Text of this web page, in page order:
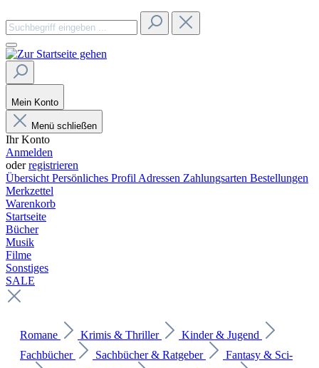
Mein Konto
Menü schließen
Ihr Konto
Anmelden
oderregistrieren
Übersicht Persönliches Profil Adressen Zahlungsarten Bestellungen
Merkzettel
Warenkorb
Startseite
Bücher
Musik
Filme
Sonstiges
SALE
Romane Krimis & Thriller
Kinder & Jugend
Fachbücher
Sachbücher & Ratgeber
Fantasy & Sci-